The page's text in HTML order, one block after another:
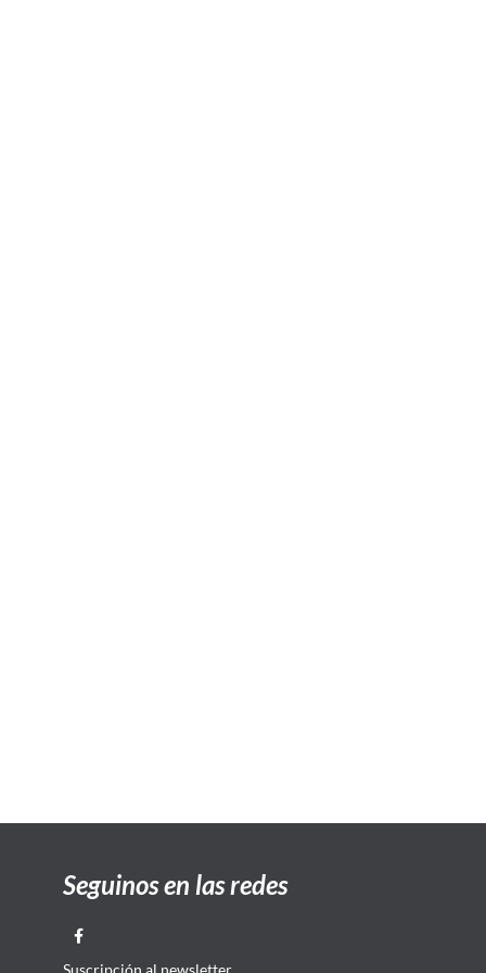
Seguinos en las redes
Suscripción al newsletter